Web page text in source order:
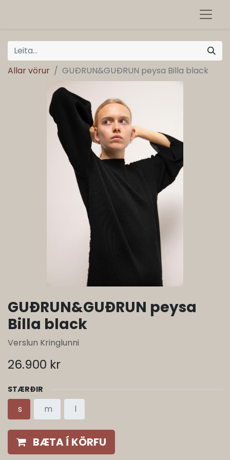
Allar vörur GUÐRUN&GUÐRUN peysa Billa black
GUÐRUN&GUÐRUN peysa
Billa black
Verslun Kringlunni
26.900 kr
STÆRÐIR
s m l
BÆTA Í KÖRFU